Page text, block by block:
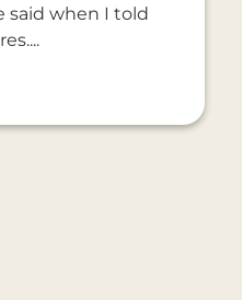
said when I told